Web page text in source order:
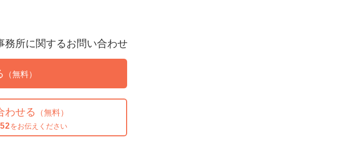
務所に関するお問い合わせ
（無料）
わせる （無料）
をお伝えください